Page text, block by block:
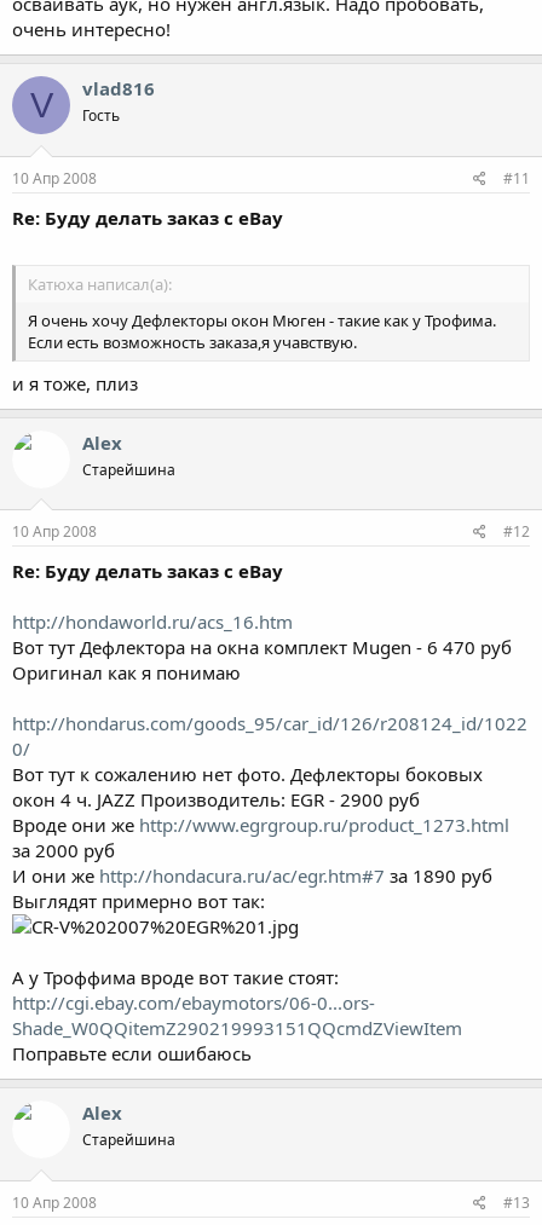
очень интересно!
V vlad816
Гость
10 Апр 2008 #11
Re: Буду делать заказ с eBay
Катюха написал(а):
Я очень хочу Дефлекторы окон Мюген - такие как у Трофима.
Если есть возможность заказа,я учавствую.
и я тоже, плиз
Alex
Старейшина
10 Апр 2008 #12
Re: Буду делать заказ с eBay
http://hondaworld.ru/acs_16.htm
Вот тут Дефлектора на окна комплект Mugen - 6 470 руб
Оригинал как я понимаю
http://hondarus.com/goods_95/car_id/126/r208124_id/1022
0/
Вот тут к сожалению нет фото. Дефлекторы боковых
окон 4 ч. JAZZ Производитель: EGR - 2900 руб
Вроде они же http://www.egrgroup.ru/product_1273.html
за 2000 руб
И они же http://hondacura.ru/ac/egr.htm#7 за 1890 руб
Выглядят примерно вот так:
А у Троффима вроде вот такие стоят:
http://cgi.ebay.com/ebaymotors/06-0...ors-
Shade_W0QQitemZ290219993151QQcmdZViewItem
Поправьте если ошибаюсь
Alex
Старейшина
10 Апр 2008 #13